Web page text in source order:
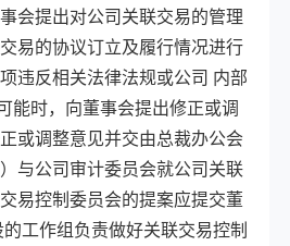
会提出对公司关联交易的管理
易的协议订立及履行情况进行
违反相关法律法规或公司 内部
能时，向董事会提出修正或调
或调整意见并交由总裁办公会
与公司审计委员会就公司关联
易控制委员会的提案应提交董
工作组负责做好关联交易控制